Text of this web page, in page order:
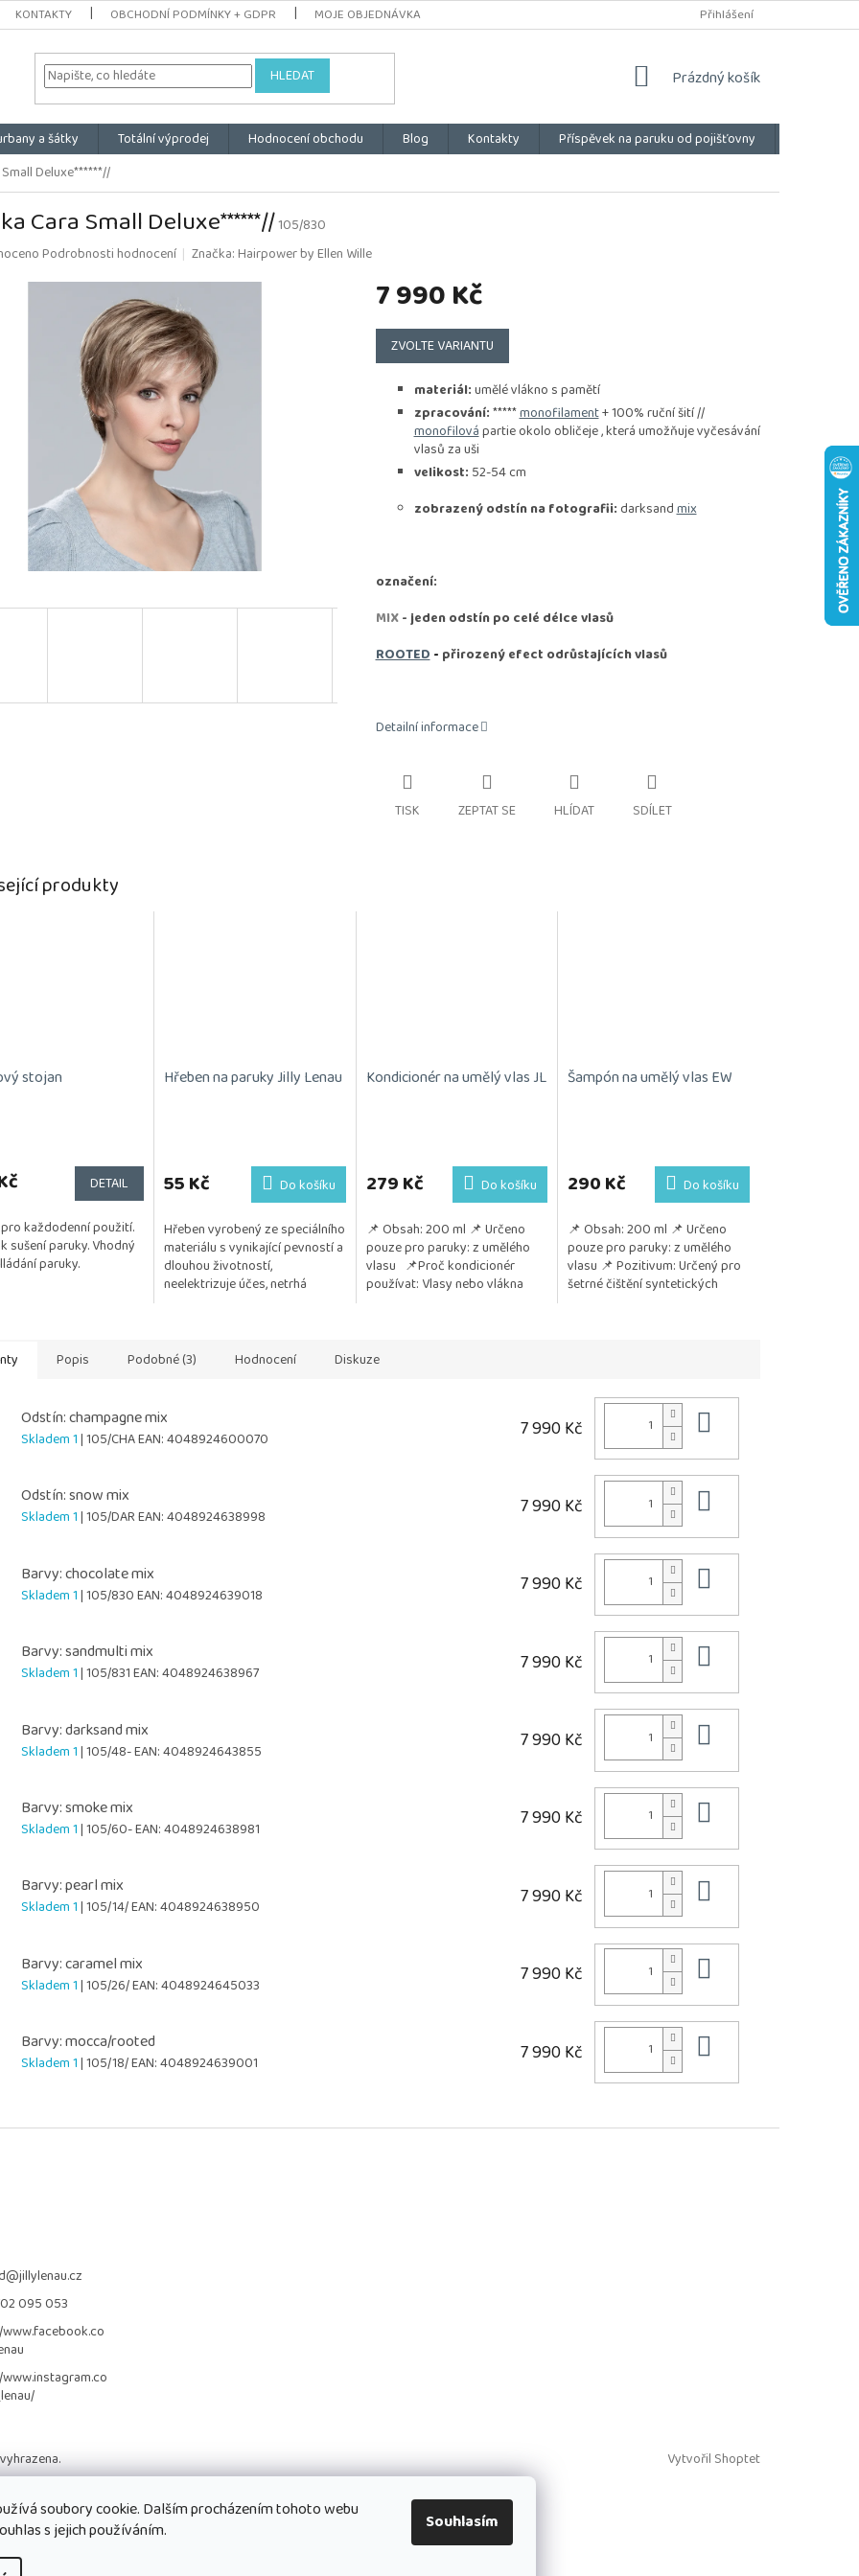
soubory cookie. Dalším procházením tohoto webu
s jejich používáním.
Souhlasím
KONTAKTY OBCHODNÍ PODMÍNKY + GDPR MOJE OBJEDNÁVKA Přihlášení
HLEDAT
NÁKUPNÍ
Prázdný košík
a šátky Totální výprodej Hodnocení obchodu Blog Kontakty Příspěvek na paruku od pojišťovny
Deluxe******//
Cara Small Deluxe******//105/830
Podrobnosti hodnocení Značka:Hairpower by Ellen Wille
7 990 Kč
Měrná
cena:
ZVOLTE VARIANTU
materiál:umělé vlákno s pamětí
zpracování:*****monofilament+ 100% ruční šití //
monofilovápartie okolo obličeje , která umožňuje vyčesávání
vlasů za uši
velikost: 52-54 cm
zobrazený odstín na fotografii: darksandmix
označení:
MIX- jeden odstín po celé délce vlasů
ROOTED- přirozený efect odrůstajících vlasů
Detailní informace
TISK ZEPTAT SE HLÍDAT SDÍLET
produkty
stojan
DETAIL
každodenní použití.
sušení paruky. Vhodný
paruky.
Hřeben na paruky Jilly Lenau
55 Kč Do košíku
Hřeben vyrobený ze speciálního
materiálu s vynikající pevností a
dlouhou životností,
neelektrizuje účes, netrhá
Kondicionér na umělý vlas JL
produktu
je
z
5
hvězdiček.
279 Kč Do košíku
📌 Obsah: 200 ml 📌 Určeno
pouze pro paruky: z umělého
vlasu 📌Proč kondicionér
používat: Vlasy nebo vlákna
Šampón na umělý vlas EW
290 Kč Do košíku
📌 Obsah: 200 ml 📌 Určeno
pouze pro paruky: z umělého
vlasu 📌 Pozitivum: Určený pro
šetrné čištění syntetických
Popis Podobné (3) Hodnocení Diskuze
Odstín: champagne mix
Skladem 1| 105/CHAEAN:4048924600070 7 990 Kč
Odstín: snow mix
Skladem 1| 105/DAREAN:4048924638998 7 990 Kč
Barvy: chocolate mix
Skladem 1| 105/830EAN:4048924639018 7 990 Kč
Barvy: sandmulti mix
Skladem 1| 105/831EAN:4048924638967 7 990 Kč
Barvy: darksand mix
Skladem 1| 105/48-EAN:4048924643855 7 990 Kč
Barvy: smoke mix
Skladem 1| 105/60-EAN:4048924638981 7 990 Kč
Barvy: pearl mix
Skladem 1| 105/14/EAN:4048924638950 7 990 Kč
Barvy: caramel mix
Skladem 1| 105/26/EAN:4048924645033 7 990 Kč
Barvy: mocca/rooted
Skladem 1| 105/18/EAN:4048924639001 7 990 Kč
@jillylenau.cz
095 053
Vytvořil Shoptet